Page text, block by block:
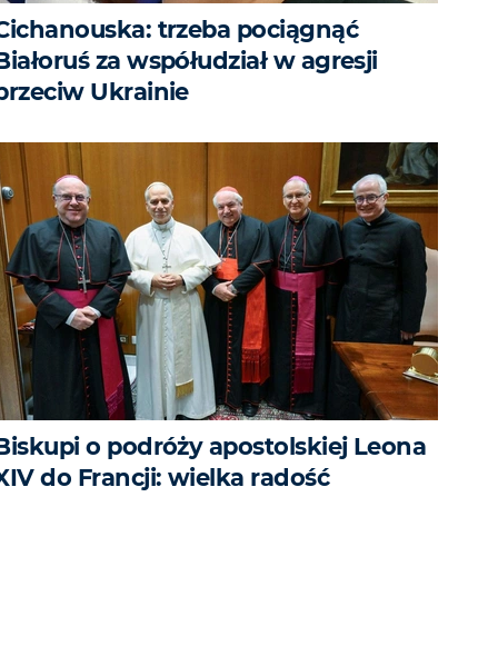
trzeba pociągnąć
za współudział w agresji
Ukrainie
o podróży apostolskiej Leona
do Francji: wielka radość